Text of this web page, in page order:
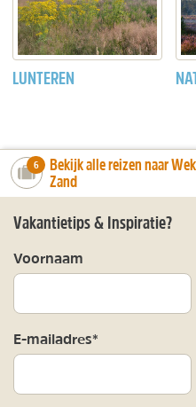
LUNTEREN
number_of_trips:
6
Bekijk alle reizen naar
Zand
Vakantietips & Inspiratie?
Voornaam
E-mailadres*